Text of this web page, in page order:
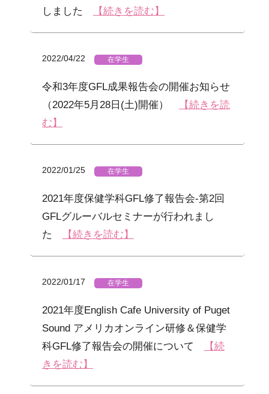
しました
【続きを読む】
2022/04/22 在学生
令和3年度GFL成果報告会の開催お知らせ
（2022年5月28日(土)開催）
【続きを読
む】
2022/01/25 在学生
2021年度保健学科GFL修了報告会-第2回
GFLグルーバルセミナーが行われまし
た
【続きを読む】
2022/01/17 在学生
2021年度English Cafe University of Puget
Sound アメリカオンライン研修＆保健学
科GFL修了報告会の開催について
【続
きを読む】